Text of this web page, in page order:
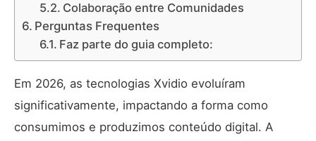
Colaboração entre Comunidades
Perguntas Frequentes
Faz parte do guia completo:
Em 2026, as tecnologias Xvidio evoluíram
significativamente, impactando a forma como
consumimos e produzimos conteúdo digital. A